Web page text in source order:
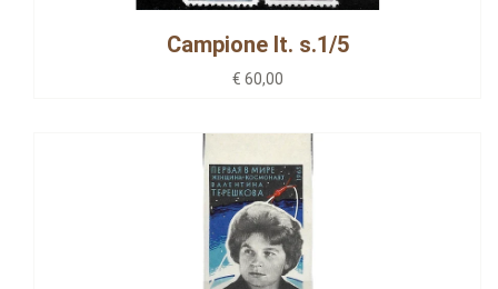
Campione It. s.1/5
€ 60,00